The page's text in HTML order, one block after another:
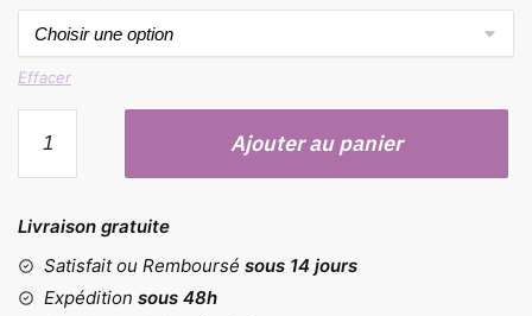
Effacer
Moules
d'échecs
et
dames
Ajouter au panier
Livraison gratuite
Satisfait ou Remboursé sous 14 jours
Expédition sous 48h